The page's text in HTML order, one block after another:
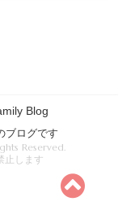
Blog
ブログです
Reserved.
止します